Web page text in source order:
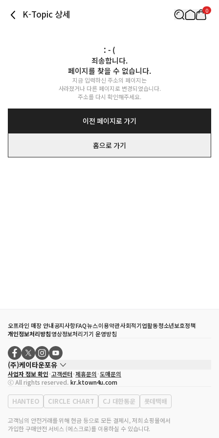
K-Topic 상세 0
: - (
죄송합니다.
페이지를 찾을 수 없습니다.
지금 입력하신 주소의 페이지는
사라졌거나 다른 페이지로 변경되었습니다.
주소를 다시 확인해주세요.
이전 페이지로 가기
홈으로 가기
오프라인 매장 안내공지사항FAQ뉴스이용약관사회적기업활동청소년보호정책
개인정보처리방침영상정보처리기기 운영방침
(주)케이타운포유
대표자
송효민
사업자등록번호
120-87-71116
통신판매업 신고번호 제2011-서울강남-02223
대표전화
02-552-9855
사업자 정보 확인 고객센터 제휴문의 도매문의
ⓒ All rights reserved. kr.ktown4u.com
HANTEO CIRCLE CHART CJ 대한통운 롯데택배
고객님의 안전거래를 위해 현금 등으로 모든 결제시, 저희 쇼핑몰에서
가입한 구매안전 서비스 (에스크로)를 이용하실 수 있습니다.